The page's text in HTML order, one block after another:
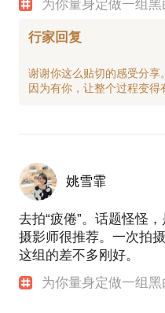
为你量身定做一组黑
行家回复
谢谢你这么贴切的感受分享
姚雪霏
去拍“疲倦”。话题怪怪
摄影师很推荐。一次拍
这组的差不多刚好。
为你量身定做一组黑